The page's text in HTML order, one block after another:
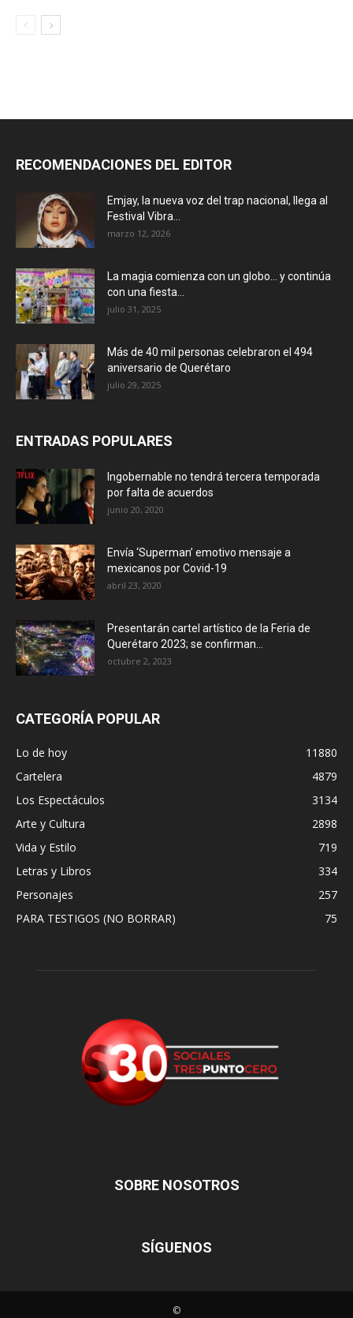
RECOMENDACIONES DEL EDITOR
Emjay, la nueva voz del trap nacional, llega al
Festival Vibra...
marzo 12, 2026
La magia comienza con un globo… y continúa
con una fiesta...
julio 31, 2025
Más de 40 mil personas celebraron el 494
aniversario de Querétaro
julio 29, 2025
ENTRADAS POPULARES
Ingobernable no tendrá tercera temporada
por falta de acuerdos
junio 20, 2020
Envía ‘Superman’ emotivo mensaje a
mexicanos por Covid-19
abril 23, 2020
Presentarán cartel artístico de la Feria de
Querétaro 2023; se confirman...
octubre 2, 2023
CATEGORÍA POPULAR
Lo de hoy
11880
Cartelera
4879
Los Espectáculos
3134
Arte y Cultura
2898
Vida y Estilo
719
Letras y Libros
334
Personajes
257
PARA TESTIGOS (NO BORRAR)
75
SOBRE NOSOTROS
SÍGUENOS
©